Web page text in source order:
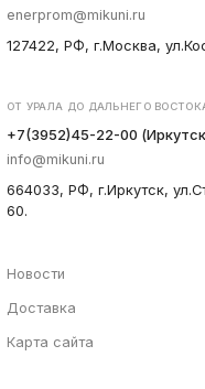
enerprom@mikuni.ru
127422, РФ, г.Москва,
ОТ УРАЛА ДО ДАЛЬНЕГО
+7(3952)45-22-00
info@mikuni.ru
664033, РФ, г.Иркутск,
60.
Новости
Доставка
Карта сайта